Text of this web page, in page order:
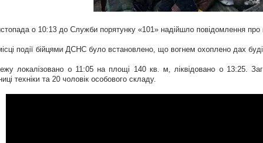
о 10:13 до Служби порятунку «101» надійшло повідомлення про
події бійцями ДСНС було встановлено, що вогнем охоплено дах
локалізовано о 11:05 на площі 140 кв. м, ліквідовано о 13:25.
техніки та 20 чоловік особового складу.